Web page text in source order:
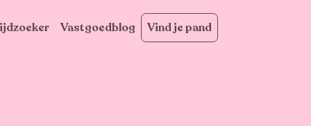
Vastgoedblog Vind je pand